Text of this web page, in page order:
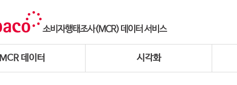
MCR 데이터 시각화